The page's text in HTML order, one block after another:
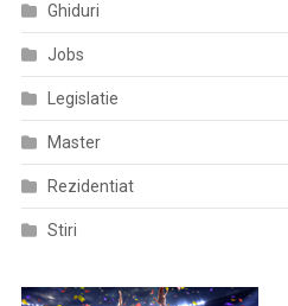
Ghiduri
Jobs
Legislatie
Master
Rezidentiat
Stiri